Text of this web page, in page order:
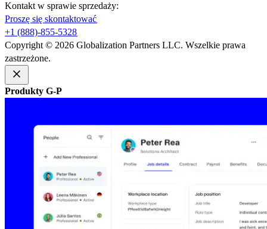
Kontakt w sprawie sprzedaży:​​
Proszę się skontaktować​​
+1 (888)-855-5328​​
Copyright © 2026 Globalization Partners LLC. Wszelkie prawa
zastrzeżone.​​
Produkty G-P​​